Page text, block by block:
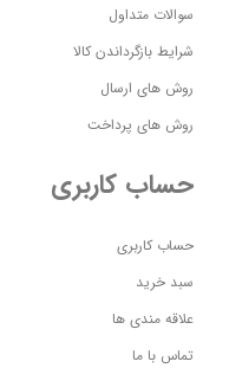
سوالات متداول
شرایط بازگرداندن کالا
روش های ارسال
روش های پرداخت
حساب کاربری
حساب کاربری
سبد خرید
علاقه مندی ها
تماس با ما